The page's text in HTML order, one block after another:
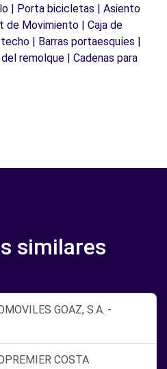
| Porta bicicletas | Asiento
de Movimiento | Caja de
| Barras portaesquíes |
remolque | Cadenas para
similares
GOAZ, S.A. -
COSTA